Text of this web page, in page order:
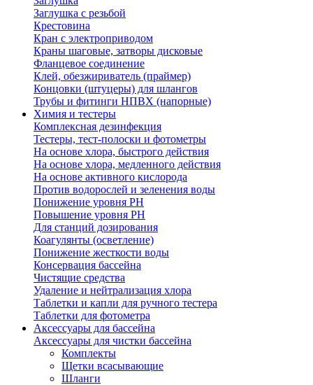
Заглушка с резьбой
Крестовина
Кран с электроприводом
Краны шаговые, затворы дисковые
Фланцевое соединение
Клей, обезжириватель (праймер)
Концовки (штуцеры) для шлангов
Трубы и фитинги НПВХ (напорные)
Химия и тестеры
Комплексная дезинфекция
Тестеры, тест-полоски и фотометры
На основе хлора, быстрого действия
На основе хлора, медленного действия
На основе активного кислорода
Против водорослей и зеленения воды
Понижение уровня РН
Повышение уровня РН
Для станций дозирования
Коагулянты (осветление)
Понижение жесткости воды
Консервация бассейна
Чистящие средства
Удаление и нейтрализация хлора
Таблетки и капли для ручного тестера
Таблетки для фотометра
Аксессуары для бассейна
Аксессуары для чистки бассейна
Комплекты
Щетки всасывающие
Шланги